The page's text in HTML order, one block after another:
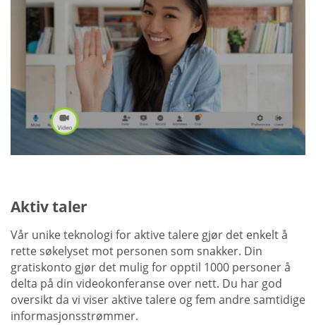
Aktiv taler
Vår unike teknologi for aktive talere gjør det enkelt å
rette søkelyset mot personen som snakker. Din
gratiskonto gjør det mulig for opptil 1000 personer å
delta på din videokonferanse over nett. Du har god
oversikt da vi viser aktive talere og fem andre samtidige
informasjonsstrømmer.